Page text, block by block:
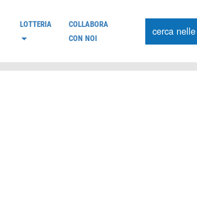
LOTTERIA
COLLABORA
CON NOI